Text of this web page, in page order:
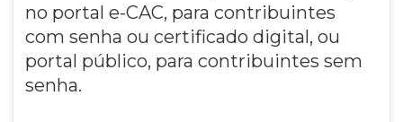
no portal e-CAC, para contribuintes
com senha ou certificado digital, ou
portal público, para contribuintes sem
senha.